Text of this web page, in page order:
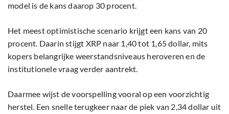
model is de kans daarop 30 procent.
Het meest optimistische scenario krijgt een kans van 20
procent. Daarin stijgt XRP naar 1,40 tot 1,65 dollar, mits
kopers belangrijke weerstandsniveaus heroveren en de
institutionele vraag verder aantrekt.
Daarmee wijst de voorspelling vooral op een voorzichtig
herstel. Een snelle terugkeer naar de piek van 2,34 dollar uit